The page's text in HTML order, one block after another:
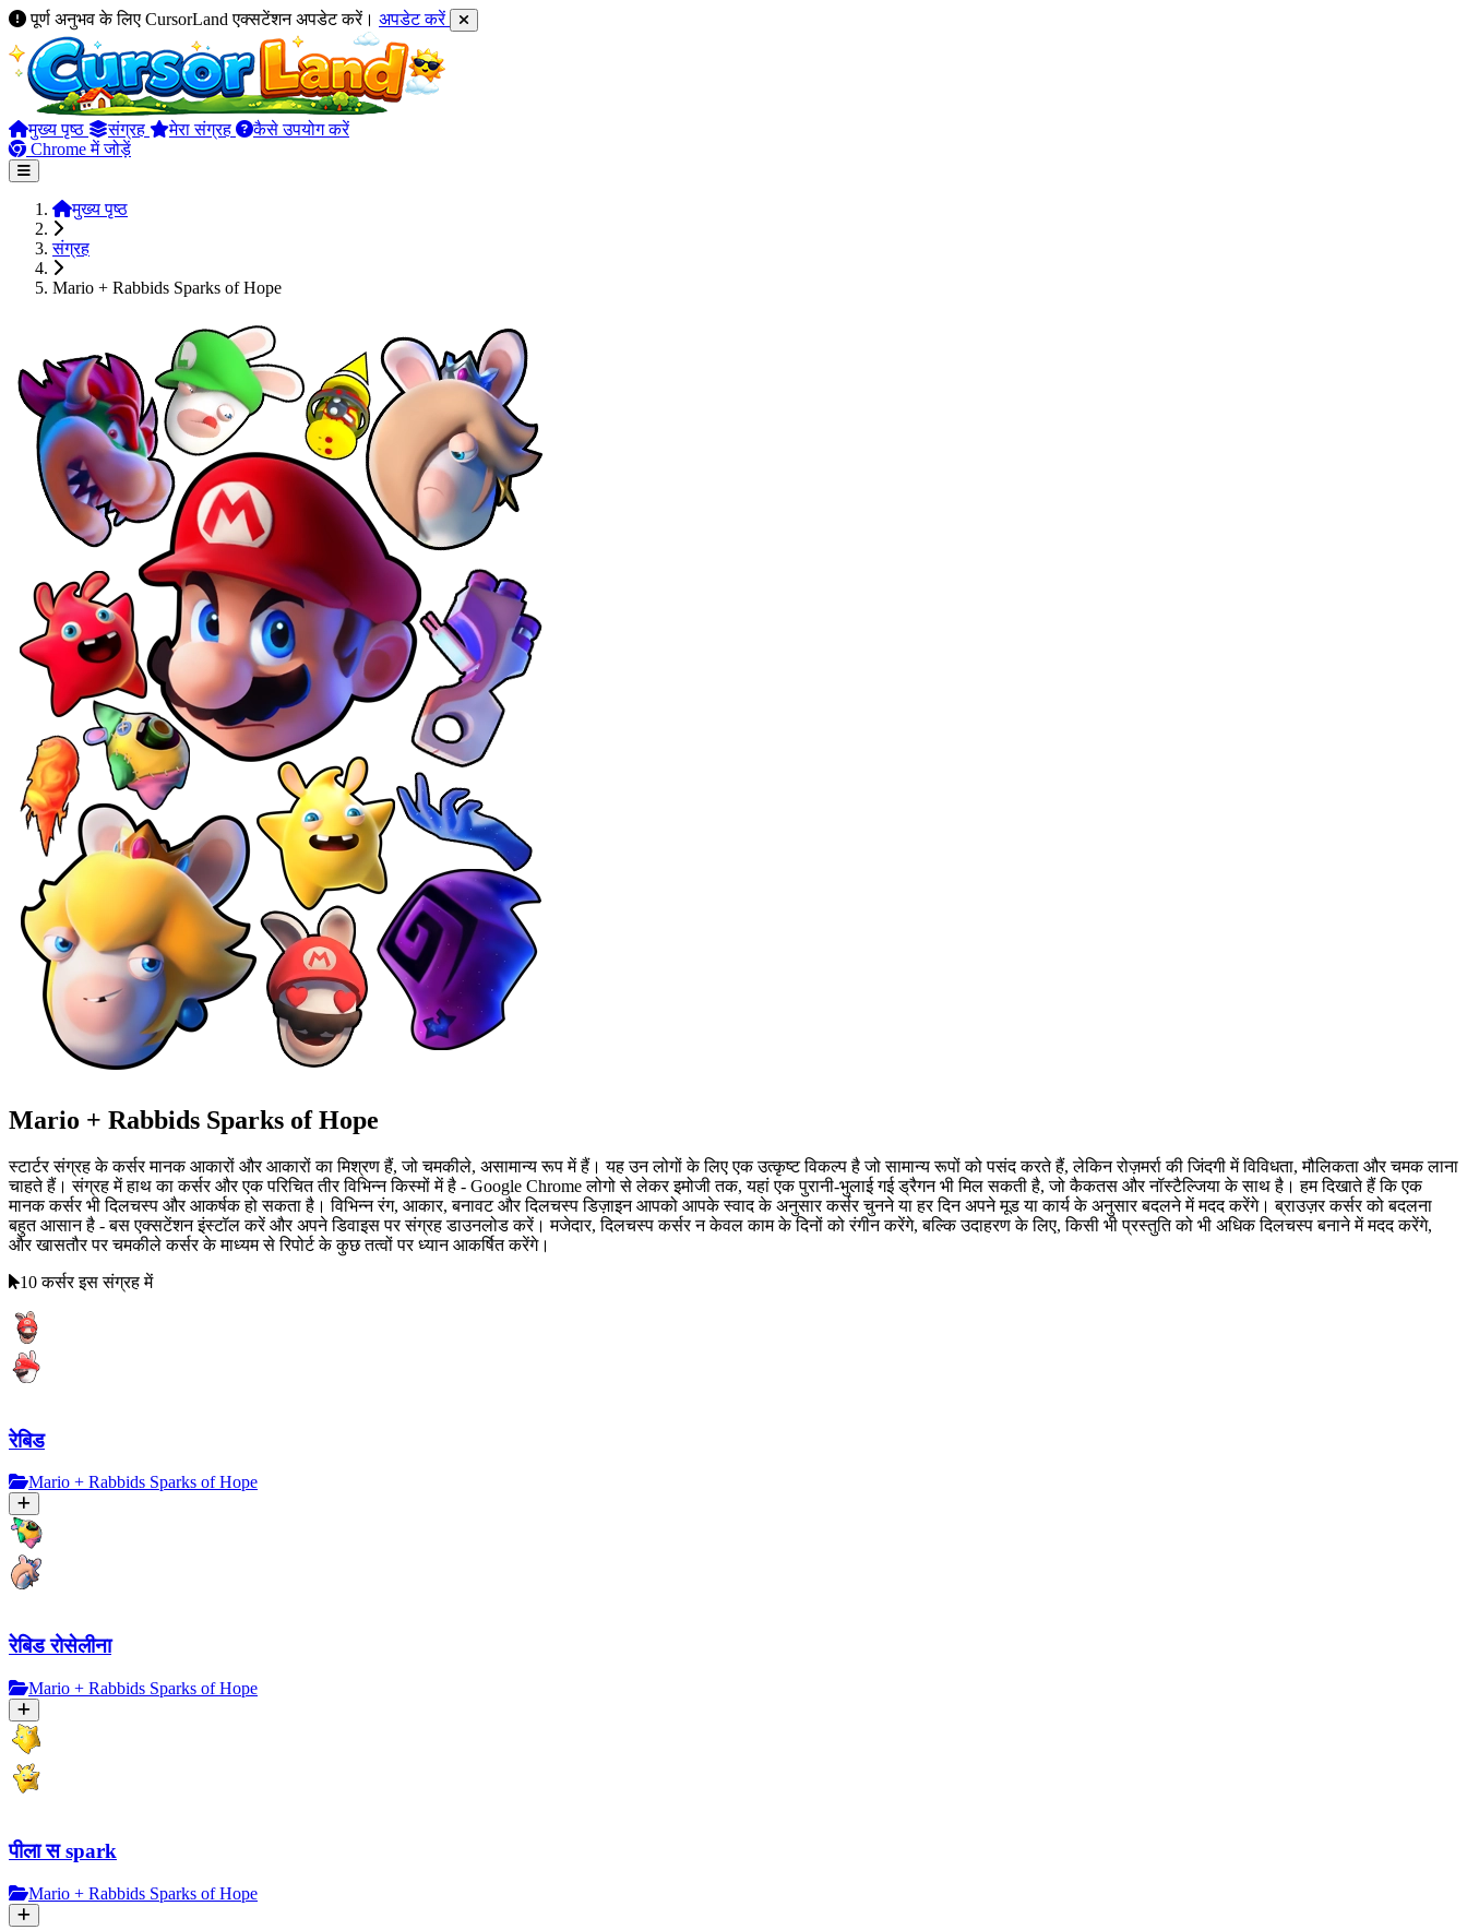
पूर्ण अनुभव के लिए CursorLand एक्सटेंशन अपडेट करें। अपडेट करें
मुख्य पृष्ठ संग्रह मेरा संग्रह
कैसे उपयोग करें
Chrome में जोड़ें
मुख्य पृष्ठ
संग्रह
Mario + Rabbids Sparks of Hope
Mario + Rabbids Sparks of Hope
स्टार्टर संग्रह के कर्सर मानक आकारों और आकारों का मिश्रण हैं, जो चमकीले, असामान्य रूप में हैं। यह उन लोगों के लिए एक उत्कृष्ट विकल्प है जो सामान्य रूपों को पसंद करते हैं, लेकिन रोज़मर्रा की जिंदगी में विविधता, मौलिकता और चमक लाना
चाहते हैं। संग्रह में हाथ का कर्सर और एक परिचित तीर विभिन्न किस्मों में है - Google Chrome लोगो से लेकर इमोजी तक, यहां एक पुरानी-भुलाई गई ड्रैगन भी मिल सकती है, जो कैकतस और नॉस्टैल्जिया के साथ है। हम दिखाते हैं कि एक
मानक कर्सर भी दिलचस्प और आकर्षक हो सकता है। विभिन्न रंग, आकार, बनावट और दिलचस्प डिज़ाइन आपको आपके स्वाद के अनुसार कर्सर चुनने या हर दिन अपने मूड या कार्य के अनुसार बदलने में मदद करेंगे। ब्राउज़र कर्सर को बदलना
बहुत आसान है - बस एक्सटेंशन इंस्टॉल करें और अपने डिवाइस पर संग्रह डाउनलोड करें। मजेदार, दिलचस्प कर्सर न केवल काम के दिनों को रंगीन करेंगे, बल्कि उदाहरण के लिए, किसी भी प्रस्तुति को भी अधिक दिलचस्प बनाने में मदद करेंगे,
और खासतौर पर चमकीले कर्सर के माध्यम से रिपोर्ट के कुछ तत्वों पर ध्यान आकर्षित करेंगे।
10 कर्सर इस संग्रह में
रेबिड
Mario + Rabbids Sparks of Hope
रेबिड रोसेलीना
Mario + Rabbids Sparks of Hope
पीला स spark
Mario + Rabbids Sparks of Hope